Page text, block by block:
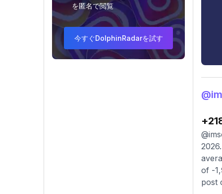
を匿名で閲覧
今すぐDolphinRadarを試す
of -
post